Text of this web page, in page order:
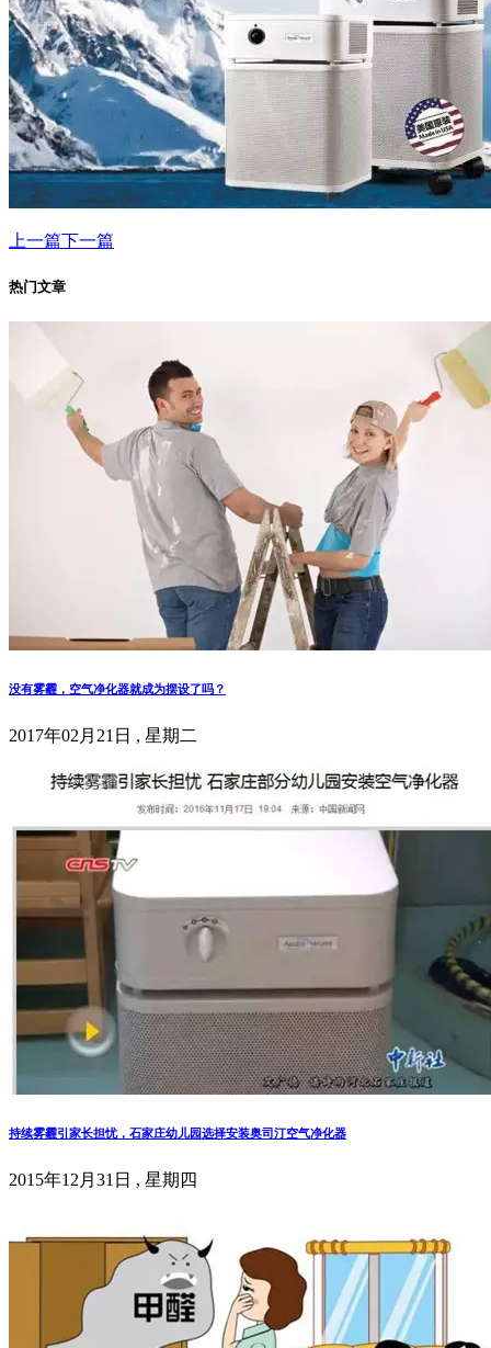
上一篇下一篇
热门文章
没有雾霾，空气净化器就成为摆设了吗？
2017年02月21日 , 星期二
持续雾霾引家长担忧，石家庄幼儿园选择安装奥司汀空气净化器
2015年12月31日 , 星期四